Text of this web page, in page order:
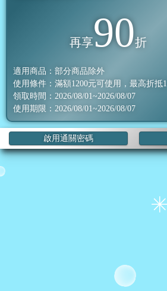
再享90折
適用商品：部分商品除外
使用條件：滿額1200元可使用，最高折抵
領取時間：2026/08/01~2026/08/07
使用期限：2026/08/01~2026/08/07
啟用通關密碼